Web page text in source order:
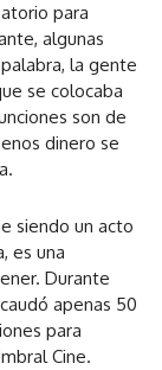
para
algunas
la gente
se colocaba
son de
dinero se
siendo un acto
es una
Durante
apenas 50
para
Cine.